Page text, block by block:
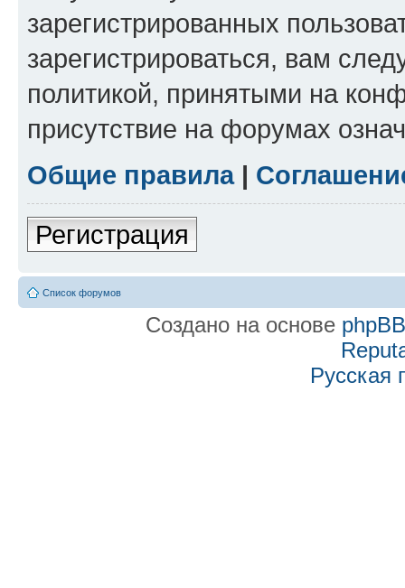
зарегистрированных
зарегистрироваться, вам
политикой, принятыми на
присутствие на форумах
Общие правила|
Регистрация
Список форумов
Создано на основе phpBB
Русская